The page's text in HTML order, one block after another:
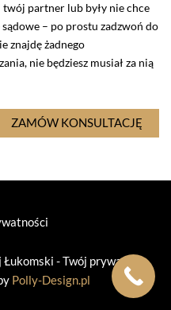
twój partner lub były nie chce
– po prostu zadzwoń do
znajdę żadnego
nie będziesz musiał za nią
ZAMÓW KONSULTACJĘ
- Twój prywatny
Polly-Design.pl